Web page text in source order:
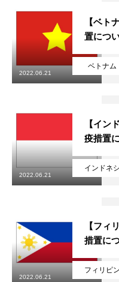
会社概要
国内業務
ベトナム
【ベト
置につ
2022.06.21
インドネ
【イン
疫措置
2022.06.21
フィリピン
【フィ
措置に
2022.06.21